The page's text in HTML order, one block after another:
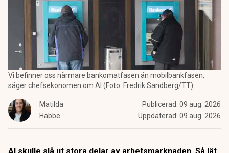
Vi befinner oss närmare bankomatfasen än mobilbankfasen,
säger chefsekonomen om AI (Foto: Fredrik Sandberg/TT)
Matilda
Habbe
Publicerad: 09 aug. 2026
Uppdaterad: 09 aug. 2026